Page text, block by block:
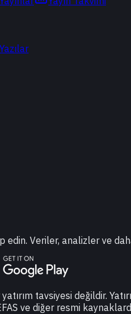
Yazılar
edin. Veriler, analizler ve
tavsiyesi değildir.
ve diğer resmi